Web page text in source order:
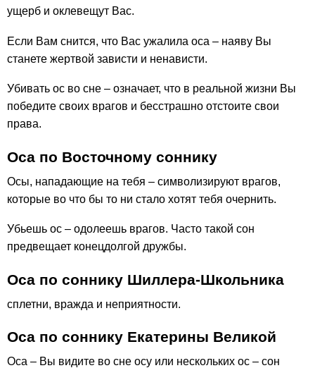
ущерб и оклевещут Вас.
Если Вам снится, что Вас ужалила оса – наяву Вы
станете жертвой зависти и ненависти.
Убивать ос во сне – означает, что в реальной жизни Вы
победите своих врагов и бесстрашно отстоите свои
права.
Оса по Восточному соннику
Осы, нападающие на тебя – символизируют врагов,
которые во что бы то ни стало хотят тебя очернить.
Убьешь ос – одолеешь врагов. Часто такой сон
предвещает конецдолгой дружбы.
Оса по соннику Шиллера-Школьника
сплетни, вражда и неприятности.
Оса по соннику Екатерины Великой
Оса – Вы видите во сне осу или нескольких ос – сон